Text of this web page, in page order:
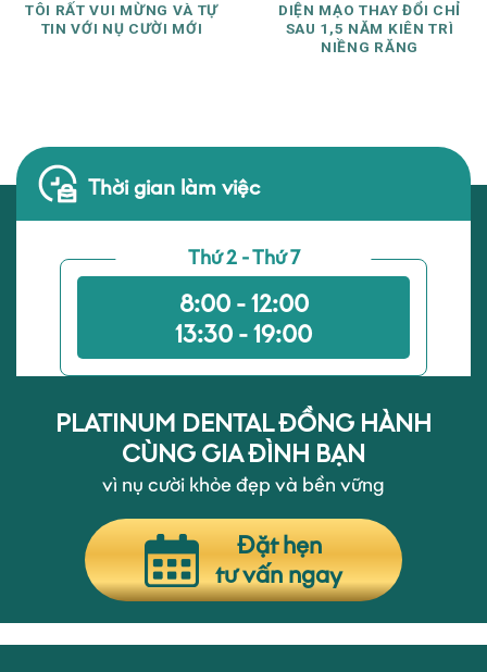
TÔI RẤT VUI MỪNG VÀ TỰ
TIN VỚI NỤ CƯỜI MỚI
DIỆN MẠO THAY ĐỔI CHỈ
SAU 1,5 NĂM KIÊN TRÌ
NIỀNG RĂNG
Thời gian làm việc
Thứ 2 - Thứ 7
8:00 - 12:00
13:30 - 19:00
PLATINUM DENTAL ĐỒNG HÀNH
CÙNG GIA ĐÌNH BẠN
vì nụ cười khỏe đẹp và bền vững
Đặt hẹn
tư vấn ngay